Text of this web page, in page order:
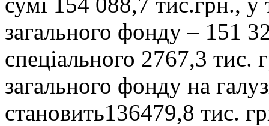
загального фонду – 151
спеціального 2767,3 тис.
загального фонду на
становить136479,8 тис.